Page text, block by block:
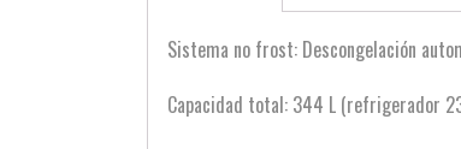
Sistema no frost: Descongelación
Capacidad total: 344 L (refrigerador